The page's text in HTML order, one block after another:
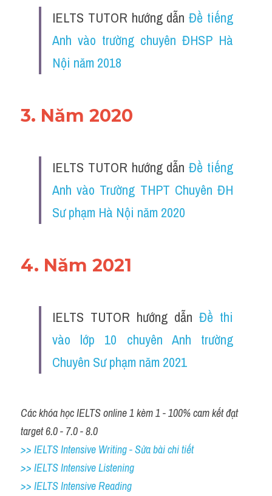
IELTS TUTOR hướng dẫn Đề tiếng
Anh vào trường chuyên ĐHSP Hà
Nội năm 2018
3. Năm 2020
IELTS TUTOR hướng dẫn Đề tiếng
Anh vào Trường THPT Chuyên ĐH
Sư phạm Hà Nội năm 2020
4. Năm 2021
IELTS TUTOR hướng dẫn Đề thi
vào lớp 10 chuyên Anh trường
Chuyên Sư phạm năm 2021
Các khóa học IELTS online 1 kèm 1 - 100% cam kết đạt
target 6.0 - 7.0 - 8.0
>> IELTS Intensive Writing - Sửa bài chi tiết
>> IELTS Intensive Listening
>> IELTS Intensive Reading